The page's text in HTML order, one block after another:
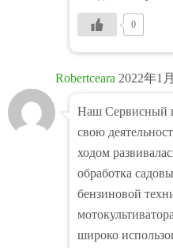
0
Robertceara 2022年1
Наш Сервисный
свою
ходом
обработка
бензиновой
широко